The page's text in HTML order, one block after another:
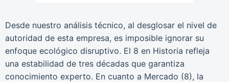
Desde nuestro análisis técnico, al desglosar el nivel de
autoridad de esta empresa, es imposible ignorar su
enfoque ecológico disruptivo. El 8 en Historia refleja
una estabilidad de tres décadas que garantiza
conocimiento experto. En cuanto a Mercado (8), la